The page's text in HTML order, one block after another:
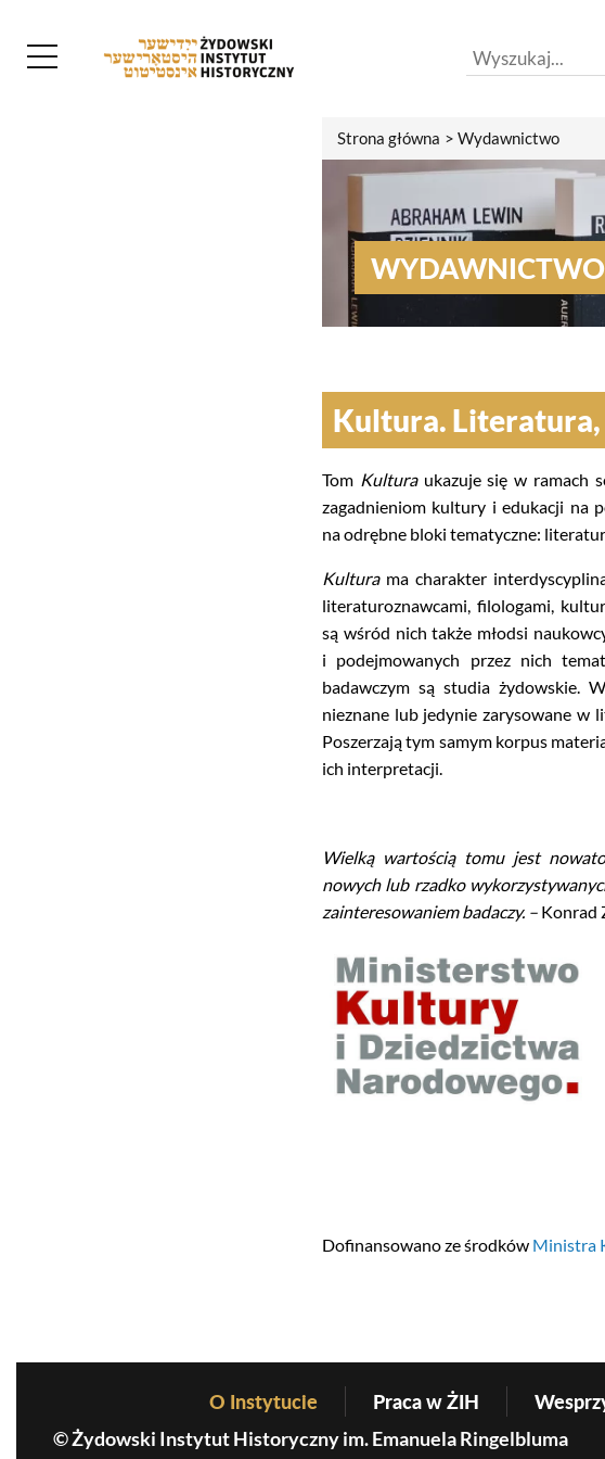
Strona główna Wydawnictwo
WYDAWNICTWO
Kultura. Literatura,
Tom Kulturaukazuje się w ramach
zagadnieniom kultury i edukacji na
na odrębne bloki tematyczne:
Kulturama charakter
literaturoznawcami, filologami,
są wśród nich także młodsi
i podejmowanych przez nich
badawczym są studia żydowskie.
nieznane lub jedynie zarysowane w
Poszerzają tym samym korpus
ich interpretacji.
Wielką wartością tomu jest
nowych lub rzadko
zainteresowaniem badaczy. – Konrad
Dofinansowano ze środków Ministra
Before Footer Menu
O Instytucie Praca w ŻIH
© Żydowski Instytut Historyczny im. Emanuela Ringelbluma